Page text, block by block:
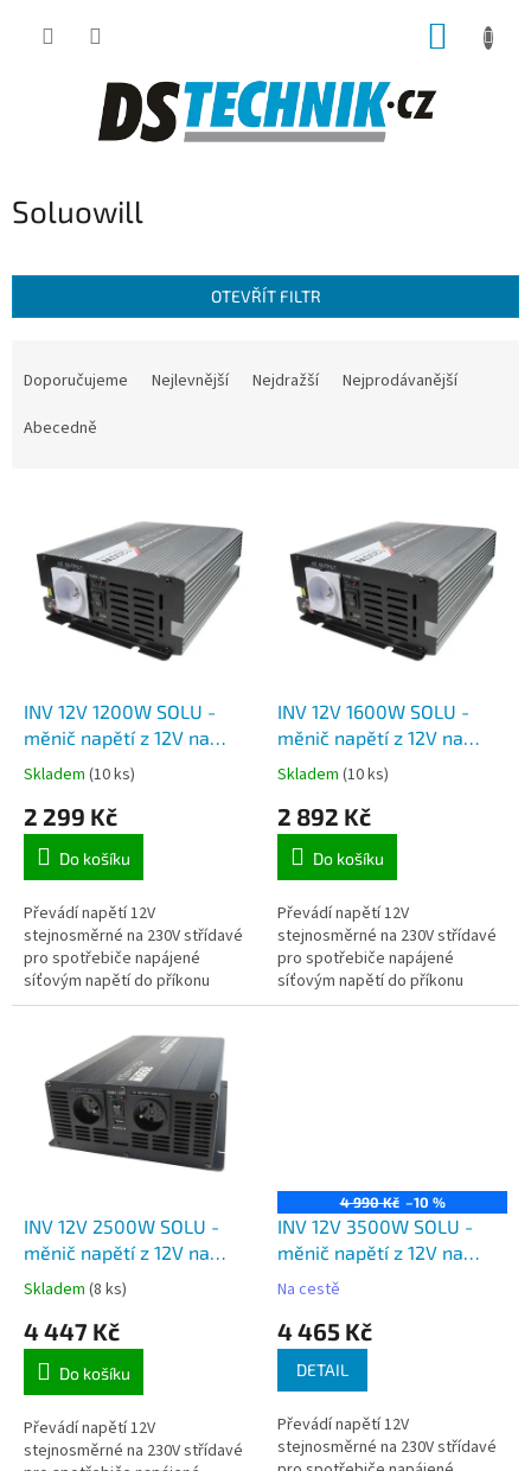
Soluowill
OTEVŘÍT FILTR
Doporučujeme Nejlevnější Nejdražší
Nejprodávanější
Abecedně
INV 12V 1200W SOLU -
měnič napětí z 12V na
230V, výkon 1200W
modifikovaná sinusovka
Skladem (10 ks)
2 299 Kč
Do košíku
Převádí napětí 12V
stejnosměrné na 230V střídavé
pro spotřebiče napájené
síťovým napětí do příkonu
1200W.
INV 12V 1600W SOLU -
měnič napětí z 12V na
230V, výkon 1600W
modifikovaná sinusovka
Skladem (10 ks)
2 892 Kč
Do košíku
Převádí napětí 12V
stejnosměrné na 230V střídavé
pro spotřebiče napájené
síťovým napětí do příkonu
1600W. Má klasickou českou
INV 12V 2500W SOLU -
měnič napětí z 12V na
230V, výkon 2500W
modifikovaná sinusovka
Skladem (8 ks)
4 447 Kč
Do košíku
Převádí napětí 12V
stejnosměrné na 230V střídavé
4 990 Kč –10 %
INV 12V 3500W SOLU -
měnič napětí z 12V na
230V, výkon 3500W
Na cestě
4 465 Kč
DETAIL
Převádí napětí 12V
stejnosměrné na 230V střídavé